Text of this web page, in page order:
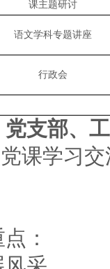
课主题研讨
语文学科专题讲座
行政会
党支部、
课学习
：